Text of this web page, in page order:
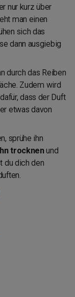
nur kurz über
man einen
sich das
dann ausgiebig
durch das Reiben
Zudem wird
dass der Duft
etwas davon
sprühe ihn
trocknenund
du dich den